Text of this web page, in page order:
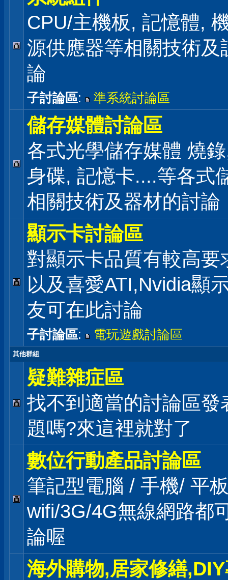
CPU/主機板, 記憶體,
源供應器等相關技術及
論
子討論區: 準系統討論區
儲存媒體討論區
各式光學儲存媒體 燒
身碟, 記憶卡....等各式
相關技術及器材的討論
顯示卡討論區
對顯示卡品質有較高要
以及喜愛ATI,Nvidia顯
友可在此討論
子討論區: 電玩遊戲討論區
其他群組
疑難雜症區
找不到適當的討論區發
題嗎?來這裡就對了
數位行動產品討論區
筆記型電腦 / 手機/ 平
wifi/3G/4G無線網路都
論喔
海外購物,居家修繕